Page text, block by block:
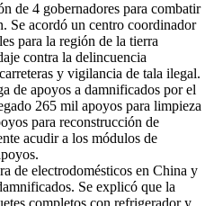
de 4 gobernadores para combatir
Se acordó un centro coordinador
para la región de la tierra
contra la delincuencia
y vigilancia de tala ilegal.
de apoyos a damnificados por el
265 mil apoyos para limpieza
para reconstrucción de
acudir a los módulos de
de electrodomésticos en China y
Se explicó que la